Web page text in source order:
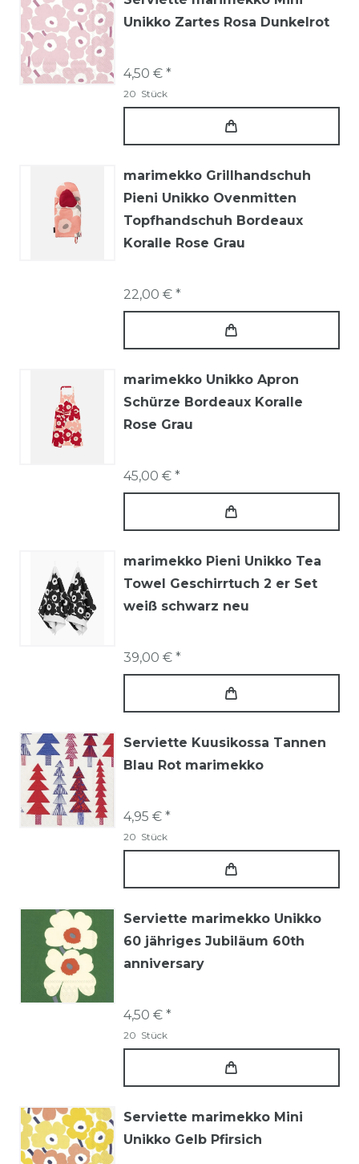
Unikko Zartes Rosa Dunkelrot
4,50 € *
20 Stück
marimekko Grillhandschuh
Pieni Unikko Ovenmitten
Topfhandschuh Bordeaux
Koralle Rose Grau
22,00 € *
marimekko Unikko Apron
Schürze Bordeaux Koralle
Rose Grau
45,00 € *
marimekko Pieni Unikko Tea
Towel Geschirrtuch 2 er Set
weiß schwarz neu
39,00 € *
Serviette Kuusikossa Tannen
Blau Rot marimekko
4,95 € *
20 Stück
Serviette marimekko Unikko
60 jähriges Jubiläum 60th
anniversary
4,50 € *
20 Stück
Serviette marimekko Mini
Unikko Gelb Pfirsich